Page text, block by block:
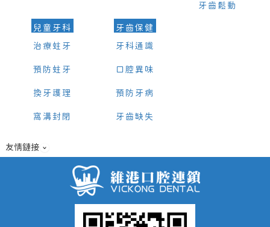
牙齒鬆動
兒童牙科
治療蛀牙
預防蛀牙
換牙護理
窩溝封閉
牙齒保健
牙科通識
口腔異味
預防牙病
牙齒缺失
友情鏈接